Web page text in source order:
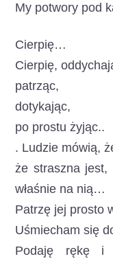
My potwory pod
Cierpię…
Cierpię,
patrząc,
dotykając,
po prostu żyjąc..
. Ludzie mówią,
że straszna
właśnie na nią…
Patrzę jej prosto
Uśmiecham się
Podaję rękę i